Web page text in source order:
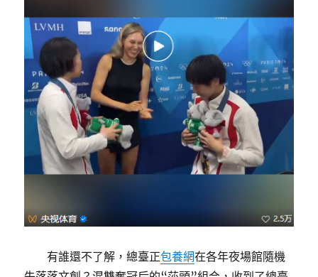
有誰還不了解，總臺正包養網在各年夜場館隨機